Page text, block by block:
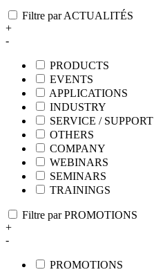
Filtre par ACTUALITÉS
+
-
PRODUCTS
EVENTS
APPLICATIONS
INDUSTRY
SERVICE / SUPPORT
OTHERS
COMPANY
WEBINARS
SEMINARS
TRAININGS
Filtre par PROMOTIONS
+
-
PROMOTIONS